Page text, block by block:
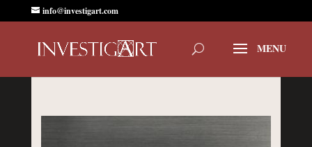
info@investigart.com